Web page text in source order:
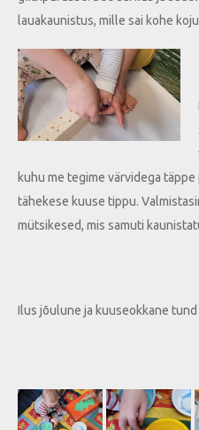
lauakaunistus, mille sai kohe
kuhu me tegime värvidega
tähekese kuuse tippu.
mütsikesed, mis samuti
Ilus jõulune ja kuuseokkane tund